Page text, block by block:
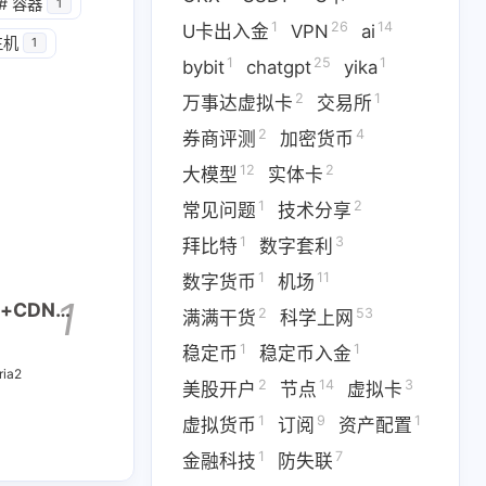
二月 2026 一月 2026
3篇
容器 1
1
1
U卡出入金 1 VPN 26 ai 14
bybit 1 chatgpt 25 yika 1
万事达虚拟卡 2 交易所 1
券商评测 2 加密货币 4
大模型 12 实体卡 2
常见问题 1 技术分享 2
拜比特 1 数字套利 3
数字货币 1 机场 11
满满干货 2 科学上网 53
稳定币 1 稳定币入金 1
美股开户 2 节点 14 虚拟卡 3
虚拟货币 1 订阅 9 资产配置 1
金融科技 1 防失联 7